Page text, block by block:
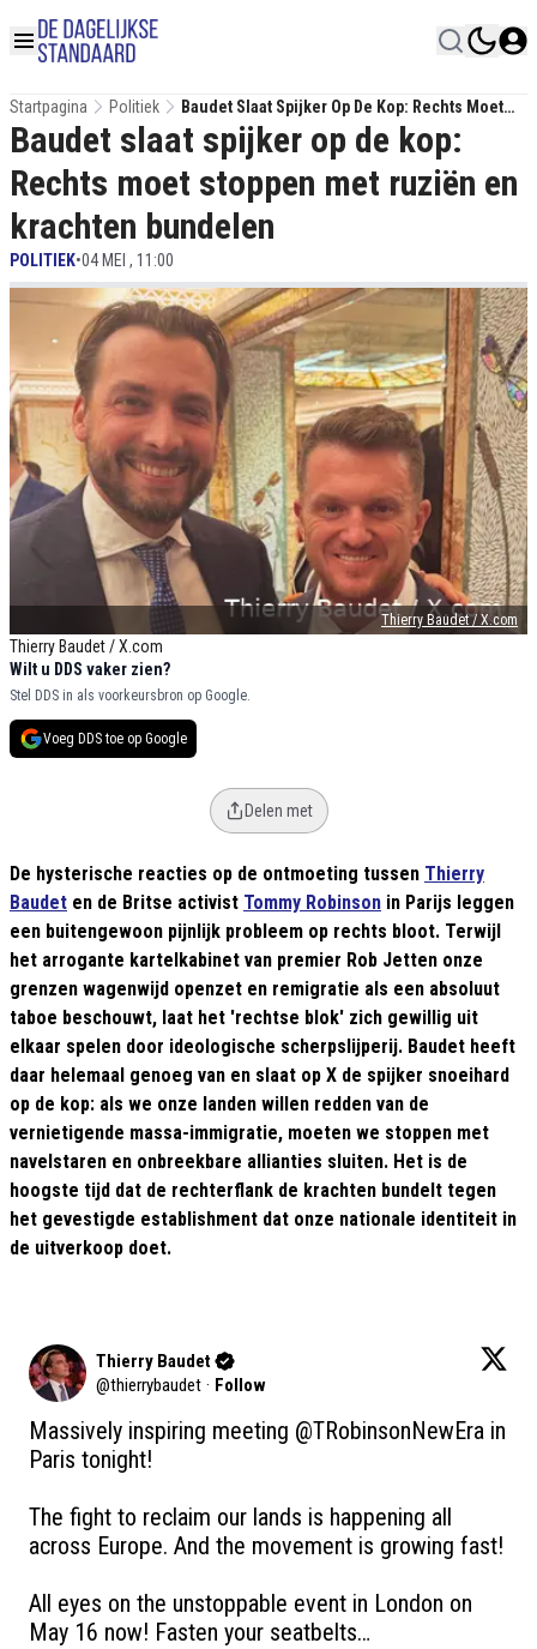
Startpagina Politiek
Baudet Slaat Spijker Op De Kop: Rechts Moet
Stoppen Met Ruziën En Krachten Bundelen
Thierry Baudet / X.com
Thierry Baudet / X.com
Baudet slaat spijker op de kop:
Rechts moet stoppen met ruziën en
krachten bundelen
POLITIEK•04 MEI , 11:00
Wilt u DDS vaker zien?
Stel DDS in als voorkeursbron op Google.
Voeg DDS toe op Google
Delen met
De hysterische reacties op de ontmoeting tussen Thierry
Baudet en de Britse activist Tommy Robinson in Parijs leggen
een buitengewoon pijnlijk probleem op rechts bloot. Terwijl
het arrogante kartelkabinet van premier Rob Jetten onze
grenzen wagenwijd openzet en remigratie als een absoluut
taboe beschouwt, laat het 'rechtse blok' zich gewillig uit
elkaar spelen door ideologische scherpslijperij. Baudet heeft
daar helemaal genoeg van en slaat op X de spijker snoeihard
op de kop: als we onze landen willen redden van de
vernietigende massa-immigratie, moeten we stoppen met
navelstaren en onbreekbare allianties sluiten. Het is de
hoogste tijd dat de rechterflank de krachten bundelt tegen
het gevestigde establishment dat onze nationale identiteit in
de uitverkoop doet.
Thierry Baudet
@thierrybaudet · Follow
Massively inspiring meeting @TRobinsonNewEra in
Paris tonight!
The fight to reclaim our lands is happening all
across Europe. And the movement is growing fast!
All eyes on the unstoppable event in London on
May 16 now! Fasten your seatbelts…